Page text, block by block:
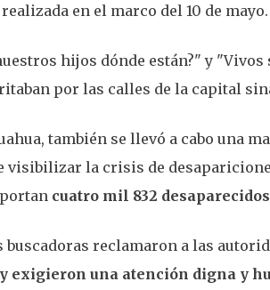
en el marco del 10 de mayo.
hijos dónde están?" y "Vivos
por las calles de la capital
también se llevó a cabo una
visibilizar la crisis de
cuatro mil 832 desaparecidos
reclamaron a las
exigieron una atención digna y